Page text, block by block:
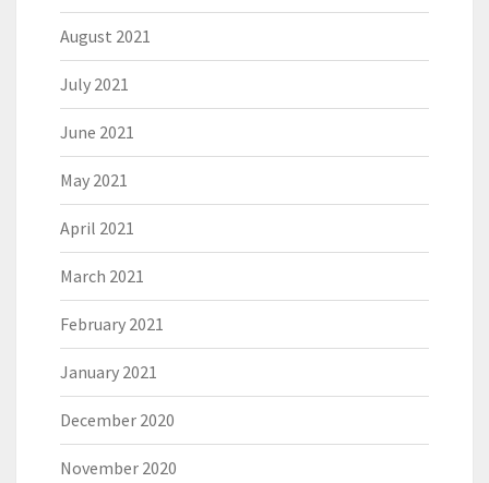
August 2021
July 2021
June 2021
May 2021
April 2021
March 2021
February 2021
January 2021
December 2020
November 2020